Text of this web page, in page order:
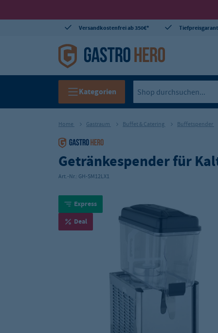
Versandkostenfrei ab 350€*
Kategorien
Home Gastraum Buffet & Catering Buffetspender
Getränkespender für
Art.-Nr.: GH-SM12LX1
Express
Deal